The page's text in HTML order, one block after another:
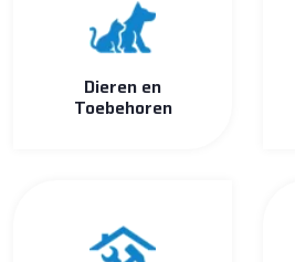
Dieren en
Toebehoren